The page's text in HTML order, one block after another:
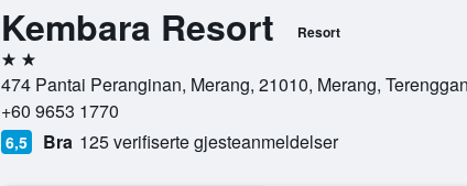
Kembara Resort Resort
2 stjerner
474 Pantai Peranginan, Merang, 21010, Merang,
+60 9653 1770
6,5 Bra 125 verifiserte gjesteanmeldelser